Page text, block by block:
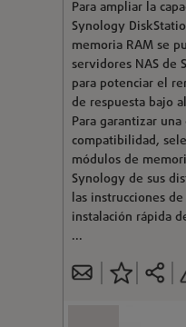
Para ampliar la
Synology
memoria RAM se
servidores NAS de
para potenciar el
de respuesta bajo
Para garantizar
compatibilidad,
módulos de
Synology de sus
las instrucciones
instalación rápida
...